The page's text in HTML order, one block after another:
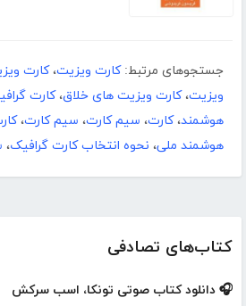
کتاب‌های تصادفی
🎧 دانلود کتاب صوتی تونکا، اسب سرکش
جستجوهای مرتبط: کارت ویزیت،کارت
ویزیت،کارت ویزیت های خلاق،کارت
هوشمند،کارت، سیم کارت، سیم کارت‌،
هوشمند ملی، نحوه انتخاب کارت گرافیک،